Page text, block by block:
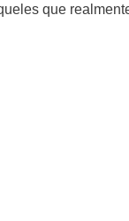
que